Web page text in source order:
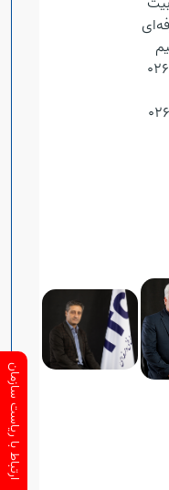
ارتباط با ریاست سازمان